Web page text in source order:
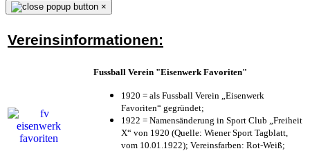
×
Vereinsinformationen:
Fussball Verein "Eisenwerk Favoriten"
1920 = als Fussball Verein „Eisenwerk
Favoriten“ gegründet;
1922 = Namensänderung in Sport Club „Freiheit
X“ von 1920 (Quelle: Wiener Sport Tagblatt,
vom 10.01.1922); Vereinsfarben: Rot-Weiß;